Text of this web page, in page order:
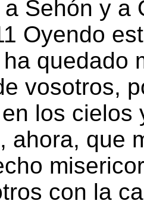
Sehón y a
Oyendo
quedado
vosotros,
los
ahora, que
con la